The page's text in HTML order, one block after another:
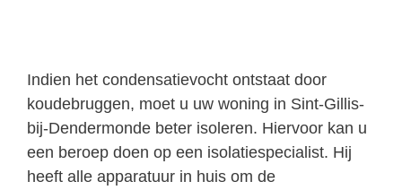
Indien het condensatievocht ontstaat door
koudebruggen, moet u uw woning in Sint-Gillis-
bij-Dendermonde beter isoleren. Hiervoor kan u
een beroep doen op een isolatiespecialist. Hij
heeft alle apparatuur in huis om de